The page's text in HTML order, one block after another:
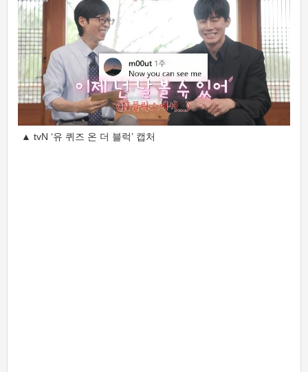
▲ tvN ‘유 퀴즈 온 더 블럭’ 캡처